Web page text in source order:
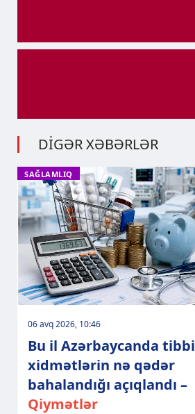
DİGƏR XƏBƏRLƏR
SAĞLAMLIQ
06 avq 2026, 10:46
Bu il Azərbaycanda tibbi
xidmətlərin nə qədər
bahalandığı açıqlandı –
Qiymətlər